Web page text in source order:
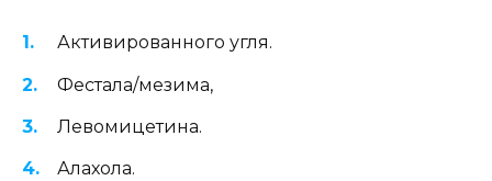
Активированного угля.
Фестала/мезима,
Левомицетина.
Алахола.